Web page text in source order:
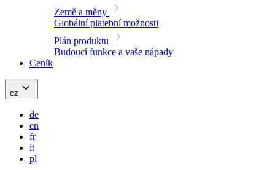
Země a měny
Globální platební možnosti
Plán produktu
Budoucí funkce a vaše nápady
Ceník
cz
de
en
fr
it
pl